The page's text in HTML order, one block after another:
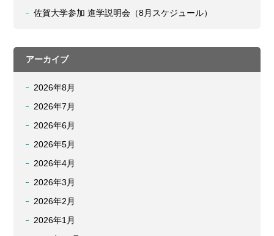
佐賀大学参加 進学説明会（8月スケジュール）
アーカイブ
2026年8月
2026年7月
2026年6月
2026年5月
2026年4月
2026年3月
2026年2月
2026年1月